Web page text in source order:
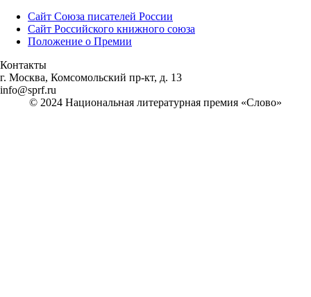
Сайт Союза писателей России
Сайт Российского книжного союза
Положение о Премии
Контакты
г. Москва, Комсомольский пр-кт, д. 13
info@sprf.ru
© 2024 Национальная литературная премия «Слово»